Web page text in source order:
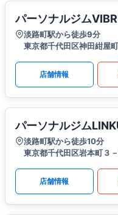
パーソナルジム
淡路町駅から徒歩9分
東京都千代田区神田紺屋
店舗情報
パーソナルジム
淡路町駅から徒歩10分
東京都千代田区岩本町３
店舗情報